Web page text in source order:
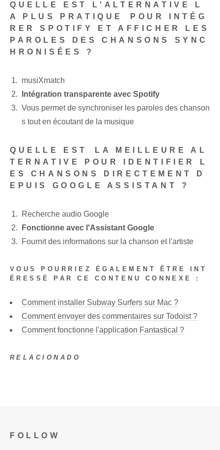
QUELLE EST L'ALTERNATIVE L
A PLUS PRATIQUE⁢ POUR INTÉG
RER SPOTIFY ET AFFICHER LES
PAROLES DES CHANSONS SYNC
HRONISÉES ?
musiXmatch
Intégration transparente avec Spotify
Vous permet de synchroniser les paroles des chanson
s tout en écoutant de la musique
QUELLE EST⁤ LA MEILLEURE ‍AL
TERNATIVE‍ POUR IDENTIFIER L
ES CHANSONS DIRECTEMENT D
EPUIS GOOGLE ASSISTANT ?​
Recherche audio Google
Fonctionne avec l'Assistant Google
Fournit des informations sur la chanson et l'artiste
VOUS POURRIEZ ÉGALEMENT ÊTRE INT
ÉRESSÉ PAR CE CONTENU CONNEXE :
Comment installer Subway Surfers sur Mac ?
Comment envoyer des commentaires sur Todoist ?
Comment fonctionne l'application Fantastical ?
RELACIONADO
FOLLOW